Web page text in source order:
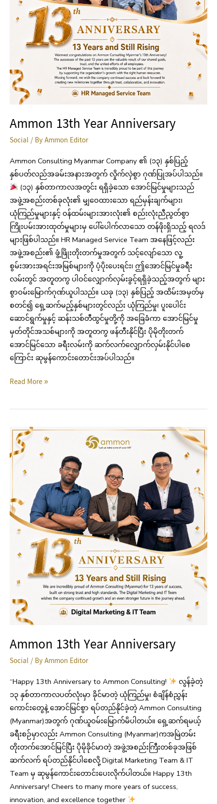
Ammon 13th Year Anniversary
Social/ ByAmmon Editor
Ammon Consulting Myanmar Company ၏ (၁၃) နှစ်ပြည့်
နှစ်ပတ်လည်အခမ်းအနားအတွက် လှိုက်လှဲစွာ ဂုဏ်ပြုအပ်ပါသည်။
(၁၃) နှစ်တာကာလအတွင်း ရရှိခဲ့သော အောင်မြင်မှုများသည်
အဖွဲ့အစည်းတစ်ခုလုံး၏ မျှဝေထားသော ရည်မှန်းချက်များ၊
ယုံကြည်မှုများနှင့် ဝန်ထမ်းများအားလုံး၏ စည်းလုံးညီညွတ်စွာ
ကြိုးပမ်းအားထုတ်မှုများမှ ပေါ်ပေါက်လာသော တန်ဖိုးရှိသည့် ရလဒ်
များဖြစ်ပါသည်။ HR Managed Service Team အနေဖြင့်လည်း
အဖွဲ့အစည်း၏ ဖွံ့ဖြိုးတိုးတက်မှုအတွက် သင့်လျော်သော လူ့
စွမ်းအားအရင်းအမြစ်များကို ပံ့ပိုးပေးရင်း၊ ဤအောင်မြင်မှုခရီး
လမ်းတွင် အတူတကွ ပါဝင်လျှောက်လှမ်းခွင့်ရရှိခဲ့သည့်အတွက် များ
စွာဝမ်းမြောက်ဂုဏ်ယူပါသည်။ ယခု (၁၃) နှစ်ပြည့် အထိမ်းအမှတ်မှ
စတင်၍ ရှေ့ဆက်မည့်နှစ်များတွင်လည်း ယုံကြည်မှု၊ ပူးပေါင်း
ဆောင်ရွက်မှုနှင့် ဆန်းသစ်တီထွင်မှုတို့ကို အခြေခံကာ အောင်မြင်မှု
မှတ်တိုင်အသစ်များကို အတူတကွ ဖန်တီးနိုင်ပြီး ပိုမိုတိုးတက်
အောင်မြင်သော ခရီးလမ်းကို ဆက်လက်လျှောက်လှမ်းနိုင်ပါစေ
ကြောင်း ဆုမွန်ကောင်းတောင်းအပ်ပါသည်။
Read More »
Ammon 13th Year Anniversary
Social/ ByAmmon Editor
“Happy 13th Anniversary to Ammon Consulting!
လွန်ခဲ့တဲ့
၁၃ နှစ်တာကာလပတ်လုံးမှာ ခိုင်မာတဲ့ ယုံကြည်မှု၊ စံချိန်စံညွှန်း
ကောင်းတွေနဲ့ အောင်မြင်စွာ ရပ်တည်နိုင်ခဲ့တဲ့ Ammon Consulting
(Myanmar)အတွက် ဂုဏ်ယူဝမ်းမြောက်မိပါတယ်။ ရှေ့ဆက်ရမယ့်
ခရီးစဉ်မှာလည်း Ammon Consulting (Myanmar)ကအမြဲတမ်း
တိုးတက်အောင်မြင်ပြီး ပိုမိုခိုင်မာတဲ့ အဖွဲ့အစည်းကြီးတစ်ခုအဖြစ်
ဆက်လက် ရပ်တည်နိုင်ပါစေလို့ Digital Marketing Team & IT
Team မှ ဆုမွန်‌ကောင်းတောင်းပေးလိုက်ပါတယ်။ Happy 13th
Anniversary! Cheers to many more years of success,
innovation, and excellence together
Ammon
13th
Year
Anniversary